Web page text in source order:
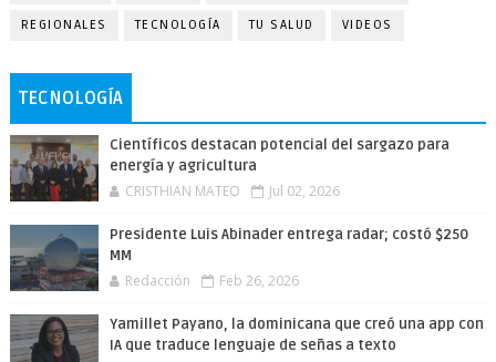
REGIONALES TECNOLOGÍA TU SALUD VIDEOS
TECNOLOGÍA
Científicos destacan potencial del sargazo para
energía y agricultura
CRISTHIAN MATEO Jul 02, 2026
Presidente Luis Abinader entrega radar; costó $250
MM
Redacción Feb 26, 2026
Yamillet Payano, la dominicana que creó una app con
IA que traduce lenguaje de señas a texto